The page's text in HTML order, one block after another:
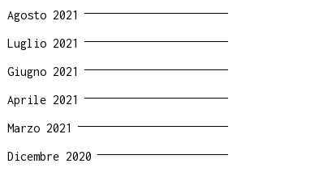
Agosto 2021
Luglio 2021
Giugno 2021
Aprile 2021
Marzo 2021
Dicembre 2020